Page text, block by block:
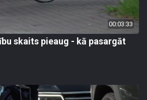
00:03:33
skaits pieaug - kā pasargāt